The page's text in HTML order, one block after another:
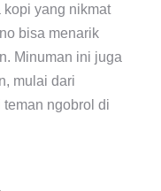
yang nikmat
bisa menarik
Minuman ini juga
mulai dari
ngobrol di